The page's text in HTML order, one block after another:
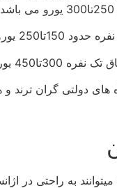
باید پرداخت کنند.
یورو باید پرداخت کنند.
اتاق تک نفره 350تا500 یور و اتاق
به راحتی